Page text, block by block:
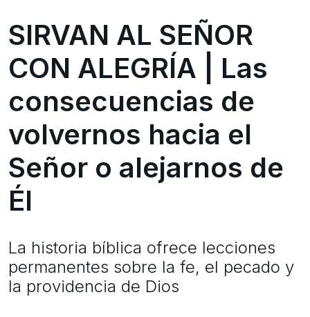
SIRVAN AL SEÑOR
CON ALEGRÍA | Las
consecuencias de
volvernos hacia el
Señor o alejarnos de
Él
La historia bíblica ofrece lecciones
permanentes sobre la fe, el pecado y
la providencia de Dios